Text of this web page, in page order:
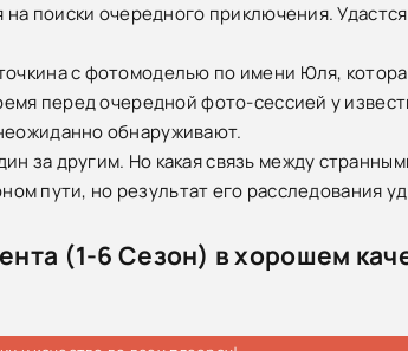
поиски очередного приключения.
с фотомоделью по имени Юля,
перед очередной фото-сессией у
обнаруживают.
за другим. Но какая связь между
пути, но результат его расследования
(1-6 Сезон) в хорошем